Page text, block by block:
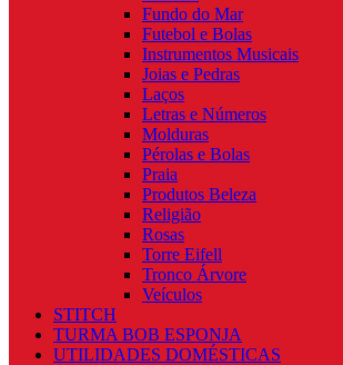
Fundo do Mar
Futebol e Bolas
Instrumentos Musicais
Joias e Pedras
Laços
Letras e Números
Molduras
Pérolas e Bolas
Praia
Produtos Beleza
Religião
Rosas
Torre Eifell
Tronco Árvore
Veículos
STITCH
TURMA BOB ESPONJA
UTILIDADES DOMÉSTICAS